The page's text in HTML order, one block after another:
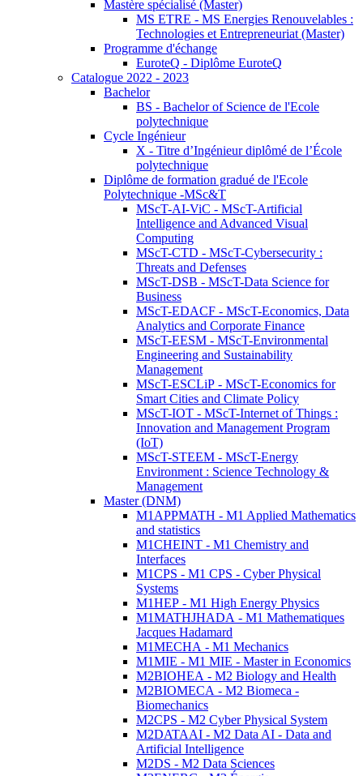
Mastère spécialisé (Master)
MS ETRE - MS Energies Renouvelables :
Technologies et Entrepreneuriat (Master)
Programme d'échange
EuroteQ - Diplôme EuroteQ
Catalogue 2022 - 2023
Bachelor
BS - Bachelor of Science de l'Ecole
polytechnique
Cycle Ingénieur
X - Titre d’Ingénieur diplômé de l’École
polytechnique
Diplôme de formation gradué de l'Ecole
Polytechnique -MSc&T
MScT-AI-ViC - MScT-Artificial
Intelligence and Advanced Visual
Computing
MScT-CTD - MScT-Cybersecurity :
Threats and Defenses
MScT-DSB - MScT-Data Science for
Business
MScT-EDACF - MScT-Economics, Data
Analytics and Corporate Finance
MScT-EESM - MScT-Environmental
Engineering and Sustainability
Management
MScT-ESCLiP - MScT-Economics for
Smart Cities and Climate Policy
MScT-IOT - MScT-Internet of Things :
Innovation and Management Program
(IoT)
MScT-STEEM - MScT-Energy
Environment : Science Technology &
Management
Master (DNM)
M1APPMATH - M1 Applied Mathematics
and statistics
M1CHEINT - M1 Chemistry and
Interfaces
M1CPS - M1 CPS - Cyber Physical
Systems
M1HEP - M1 High Energy Physics
M1MATHJHADA - M1 Mathematiques
Jacques Hadamard
M1MECHA - M1 Mechanics
M1MIE - M1 MIE - Master in Economics
M2BIOHEA - M2 Biology and Health
M2BIOMECA - M2 Biomeca -
Biomechanics
M2CPS - M2 Cyber Physical System
M2DATAAI - M2 Data AI - Data and
Artificial Intelligence
M2DS - M2 Data Sciences